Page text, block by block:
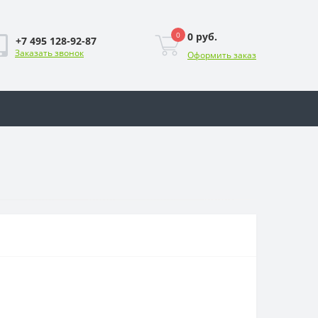
+7 495 128-92-87
Заказать звонок
0 0 руб.
Оформить заказ